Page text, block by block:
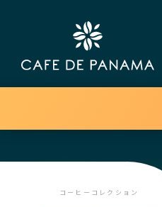
コーヒーコレクション